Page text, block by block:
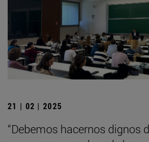
21 | 02 | 2025
“Debemos hacernos dignos